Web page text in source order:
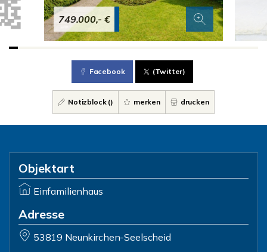
749.000,- €
Facebook (Twitter)
Notizblock () merken drucken
Objektart
Einfamilienhaus
Adresse
53819 Neunkirchen-Seelscheid